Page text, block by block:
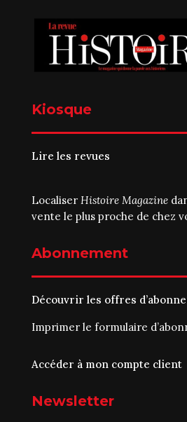
Kiosque
Lire les revues
Localiser Histoire Magazine
vente le plus proche de chez
Abonnement
Découvrir les offres
Imprimer le formulaire
Accéder à mon compte client
Newsletter